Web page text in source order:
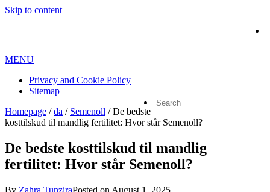
Skip to content
MENU
Privacy and Cookie Policy
Sitemap
Homepage / da / Semenoll / De bedste
kosttilskud til mandlig fertilitet: Hvor står Semenoll?
De bedste kosttilskud til mandlig
fertilitet: Hvor står Semenoll?
By Zahra TunziraPosted on August 1, 2025